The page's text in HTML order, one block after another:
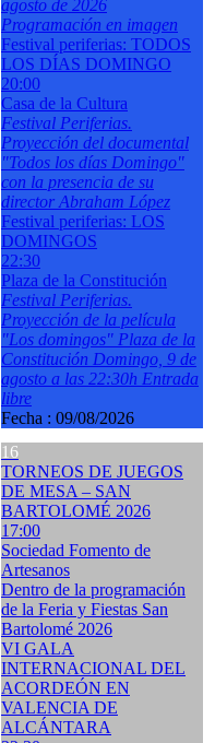
agosto de 2026
Programación en imagen
Festival periferias: TODOS
LOS DÍAS DOMINGO
20:00
Casa de la Cultura
Festival Periferias.
Proyección del documental
"Todos los días Domingo"
con la presencia de su
director Abraham López
Festival periferias: LOS
DOMINGOS
22:30
Plaza de la Constitución
Festival Periferias.
Proyección de la película
"Los domingos" Plaza de la
Constitución Domingo, 9 de
agosto a las 22:30h Entrada
libre
Fecha : 09/08/2026
16
TORNEOS DE JUEGOS
DE MESA – SAN
BARTOLOMÉ 2026
17:00
Sociedad Fomento de
Artesanos
Dentro de la programación
de la Feria y Fiestas San
Bartolomé 2026
VI GALA
INTERNACIONAL DEL
ACORDEÓN EN
VALENCIA DE
ALCÁNTARA